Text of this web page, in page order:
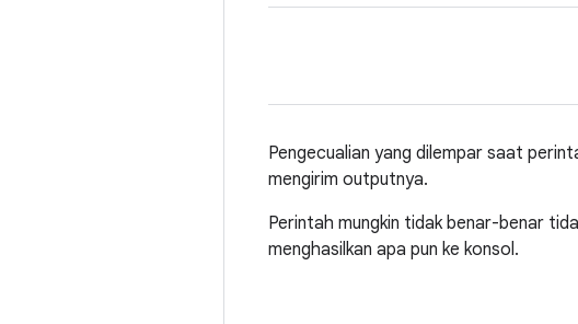
Pengecualian yang dilempar saat
mengirim outputnya.
Perintah mungkin tidak benar-benar
menghasilkan apa pun ke konsol.